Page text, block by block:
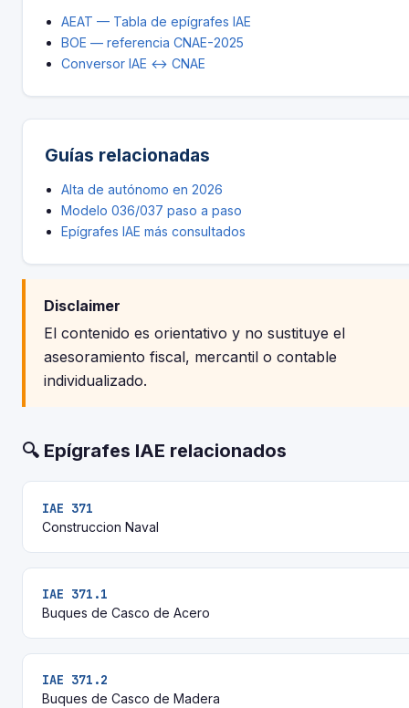
AEAT — Tabla de epígrafes IAE
BOE — referencia CNAE-2025
Conversor IAE ↔ CNAE
Guías relacionadas
Alta de autónomo en 2026
Modelo 036/037 paso a paso
Epígrafes IAE más consultados
Disclaimer
El contenido es orientativo y no sustituye el
asesoramiento fiscal, mercantil o contable
individualizado.
🔍 Epígrafes IAE relacionados
IAE 371
Construccion Naval
IAE 371.1
Buques de Casco de Acero
IAE 371.2
Buques de Casco de Madera